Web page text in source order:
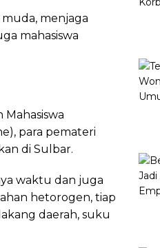
menjaga
mahasiswa
para pemateri
di Sulbar.
waktu dan juga
hetorogen, tiap
daerah, suku